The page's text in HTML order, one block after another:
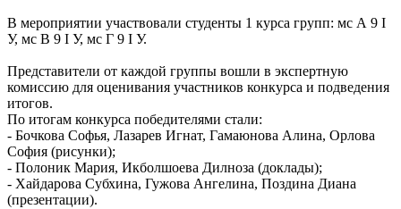
В мероприятии участвовали студенты 1 курса групп: мс А 9 I
У, мс В 9 I У, мс Г 9 I У.
Представители от каждой группы вошли в экспертную
комиссию для оценивания участников конкурса и подведения
итогов.
По итогам конкурса победителями стали:
- Бочкова Софья, Лазарев Игнат, Гамаюнова Алина, Орлова
София (рисунки);
- Полоник Мария, Икболшоева Дилноза (доклады);
- Хайдарова Субхина, Гужова Ангелина, Поздина Диана
(презентации).